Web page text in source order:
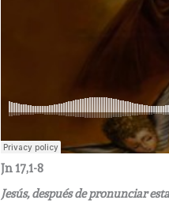
Jn 17,1-8
Jesús, después de pronunciar